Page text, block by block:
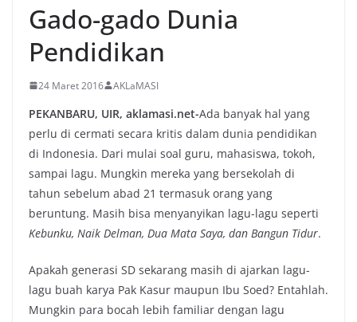
Gado-gado Dunia
Pendidikan
24 Maret 2016 AKLaMASI
PEKANBARU, UIR, aklamasi.net-Ada banyak hal yang
perlu di cermati secara kritis dalam dunia pendidikan
di Indonesia. Dari mulai soal guru, mahasiswa, tokoh,
sampai lagu. Mungkin mereka yang bersekolah di
tahun sebelum abad 21 termasuk orang yang
beruntung. Masih bisa menyanyikan lagu-lagu seperti
Kebunku, Naik Delman, Dua Mata Saya, dan Bangun Tidur.
Apakah generasi SD sekarang masih di ajarkan lagu-
lagu buah karya Pak Kasur maupun Ibu Soed? Entahlah.
Mungkin para bocah lebih familiar dengan lagu